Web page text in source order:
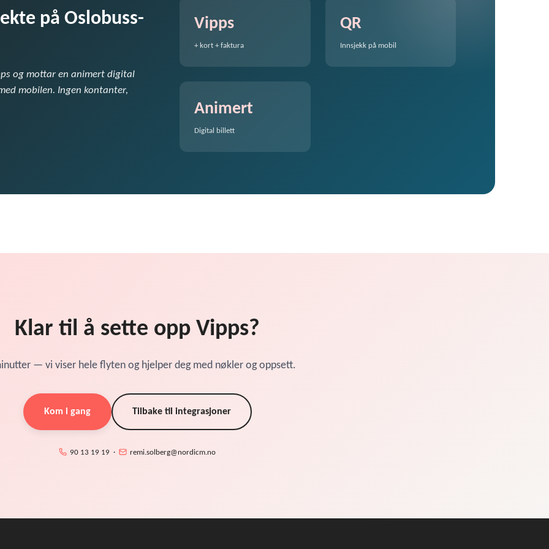
på Oslobuss-
og mottar en animert digital
mobilen. Ingen kontanter,
Vipps
+ kort + faktura
QR
Innsjekk på mobil
Animert
Digital billett
Klar til å sette opp Vipps?
— vi viser hele flyten og hjelper deg med nøkler og oppsett.
Kom i gang Tilbake til integrasjoner
90 13 19 19 · remi.solberg@nordicm.no